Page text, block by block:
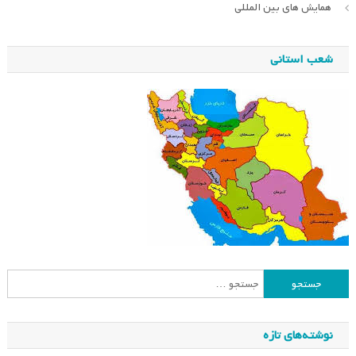
همایش های بین المللی
شعب استانی
جستجو
برای:
نوشته‌های تازه